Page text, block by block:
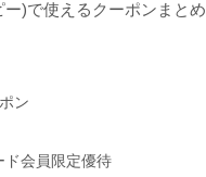
)で使えるクーポンまとめ
ン
ド会員限定優待